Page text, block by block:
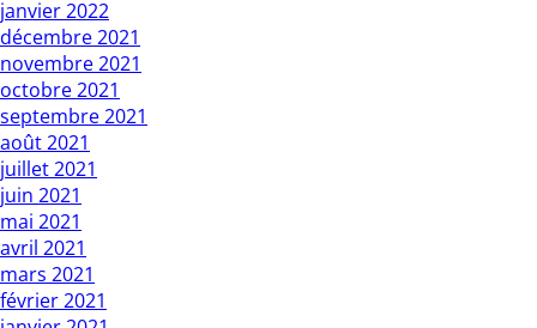
janvier 2022
décembre 2021
novembre 2021
octobre 2021
septembre 2021
août 2021
juillet 2021
juin 2021
mai 2021
avril 2021
mars 2021
février 2021